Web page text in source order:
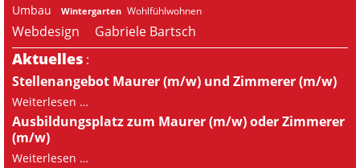
Umbau Wintergarten Wohlfühlwohnen
Webdesign Gabriele Bartsch
Aktuelles :
Stellenangebot Maurer (m/w) und Zimmerer (m/w)
Weiterlesen …
Maurer
(m/w)
Ausbildungsplatz zum Maurer (m/w) oder Zimmerer
(m/w)
Weiterlesen …